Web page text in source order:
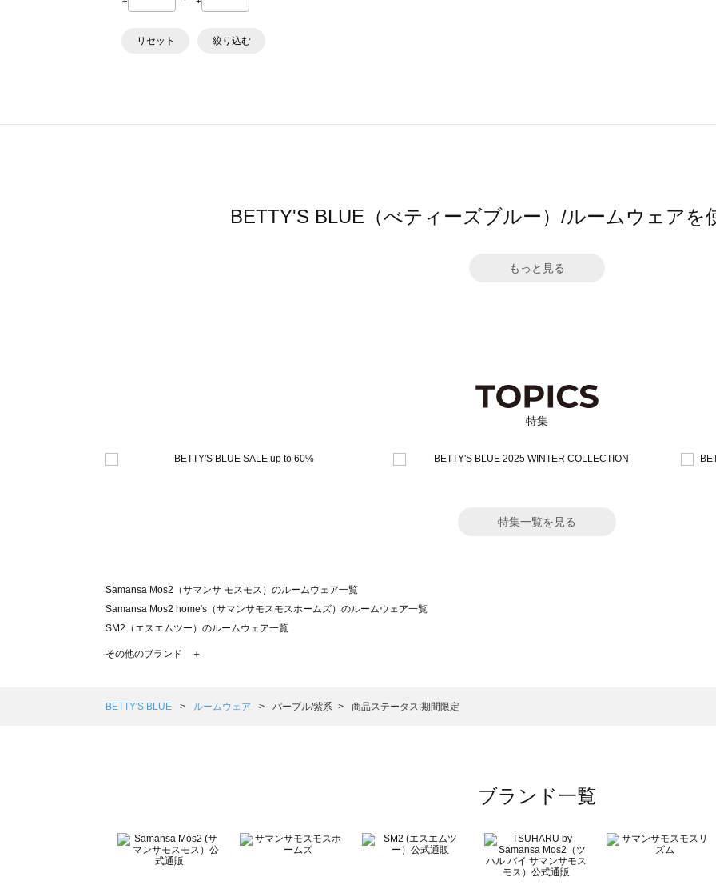
リセット 絞り込む
BETTY'S BLUE（べティーズブルー）/ルームウェアを
もっと見る
特集
特集一覧を見る
Samansa Mos2（サマンサ モスモス）のルームウェア一覧
Samansa Mos2 home's（サマンサモスモスホームズ）のルームウェア一覧
SM2（エスエムツー）のルームウェア一覧
TSUHARU by Samansa Mos2（ツハルバイサマンサモスモス）のルームウェア一覧
Samansa Mos2 Lagom（サマンサモスモス ラーゴム）のルームウェア一覧
BETTY'S BLUE（べティーズブルー）のルームウェア一覧
Wpc.（ワールドパーティー）のルームウェア一覧
その他のブランド ＋
BETTY'S BLUE ルームウェア パープル/紫系 商品ステータス:期間限定
ブランド一覧